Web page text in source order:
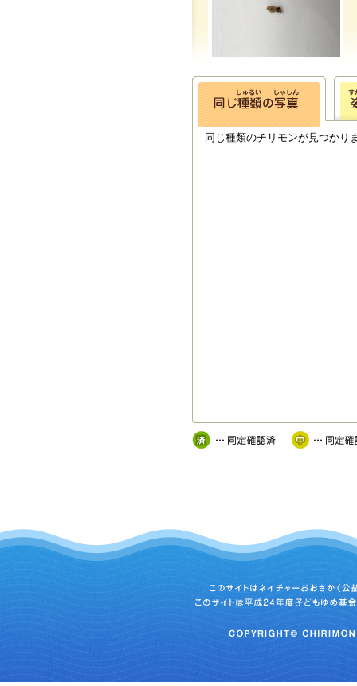
同じ種類のチリモンが見つかり